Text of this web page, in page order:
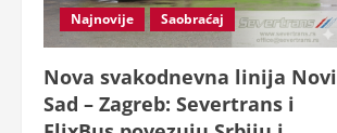
R
e
Najnovije Saobraćaj
Nova svakodnevna linija Novi
Sad – Zagreb: Severtrans i